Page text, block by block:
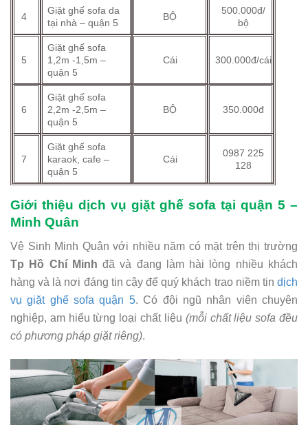
4
Giặt ghế sofa da
tại nhà – quận 5
BỘ
500.000đ/
bộ
5
Giặt ghế sofa
1,2m -1,5m –
quận 5
Cái 300.000đ/cái
6
Giặt ghế sofa
2,2m -2,5m –
quận 5
BỘ 350.000đ
7
Giặt ghế sofa
karaok, cafe –
quận 5
Cái
0987 225
128
Giới thiệu dịch vụ giặt ghế sofa tại quận 5 –
Minh Quân
Vệ Sinh Minh Quân với nhiều năm có mặt trên thị trường
Tp Hồ Chí Minh đã và đang làm hài lòng nhiều khách
hàng và là nơi đáng tin cậy để quý khách trao niềm tin dịch
vụ giặt ghế sofa quận 5. Có đội ngũ nhân viên chuyên
nghiệp, am hiểu từng loại chất liệu (mỗi chất liệu sofa đều
có phương pháp giặt riêng).